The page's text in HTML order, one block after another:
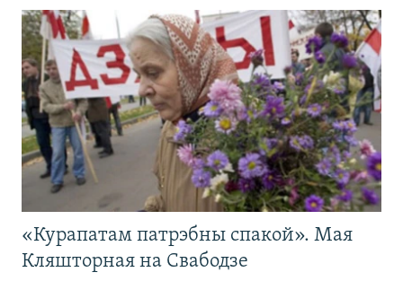
«Курапатам патрэбны спакой». Мая
Кляшторная на Свабодзе